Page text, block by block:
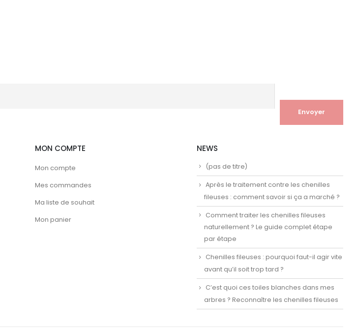
MON COMPTE
Mon compte
Mes commandes
Ma liste de souhait
Mon panier
NEWS
(pas de titre)
Après le traitement contre les chenilles
fileuses : comment savoir si ça a marché ?
Comment traiter les chenilles fileuses
naturellement ? Le guide complet étape
par étape
Chenilles fileuses : pourquoi faut-il agir vite
avant qu’il soit trop tard ?
C’est quoi ces toiles blanches dans mes
arbres ? Reconnaître les chenilles fileuses